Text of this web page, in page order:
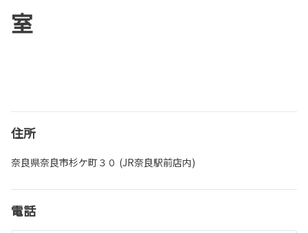
室
住所
奈良県奈良市杉ケ町３０ (JR奈良駅前店内)
電話